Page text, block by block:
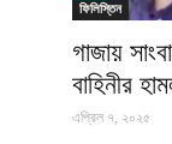
ফিলিস্তিন
গাজায়
বাহিনীর
এপ্রিল ৭, ২০২৫